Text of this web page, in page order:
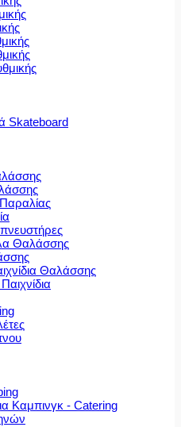
Skateboard
Θαλάσσης
Θαλάσσης
Καμπινγκ - Catering